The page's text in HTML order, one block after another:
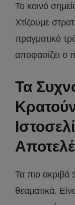
Το κοινό
Χτίζουμε
πραγματικό
αποφασίζει ο
Τα
Τα πιο ακριβά
θεαματικά.